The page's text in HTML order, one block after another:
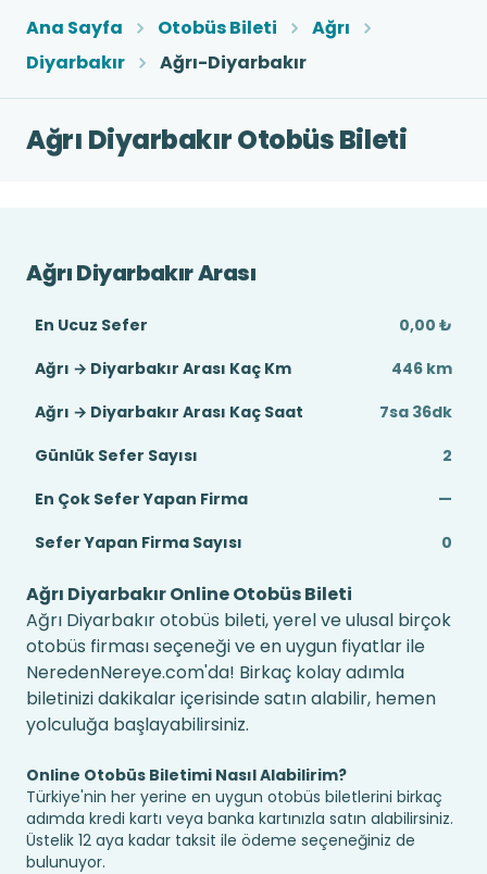
Ana Sayfa Otobüs Bileti
Ağrı
Diyarbakır
Ağrı-Diyarbakır
Ağrı Diyarbakır Otobüs Bileti
Ağrı Diyarbakır Arası
En Ucuz Sefer
0,00 ₺
Ağrı → Diyarbakır Arası Kaç Km
446 km
Ağrı → Diyarbakır Arası Kaç Saat
7sa 36dk
Günlük Sefer Sayısı
2
En Çok Sefer Yapan Firma
—
Sefer Yapan Firma Sayısı
0
Ağrı Diyarbakır Online Otobüs Bileti
Ağrı Diyarbakır otobüs bileti, yerel ve ulusal birçok
otobüs firması seçeneği ve en uygun fiyatlar ile
NeredenNereye.com'da! Birkaç kolay adımla
biletinizi dakikalar içerisinde satın alabilir, hemen
yolculuğa başlayabilirsiniz.
Online Otobüs Biletimi Nasıl Alabilirim?
Türkiye'nin her yerine en uygun otobüs biletlerini birkaç
adımda kredi kartı veya banka kartınızla satın alabilirsiniz.
Üstelik 12 aya kadar taksit ile ödeme seçeneğiniz de
bulunuyor.